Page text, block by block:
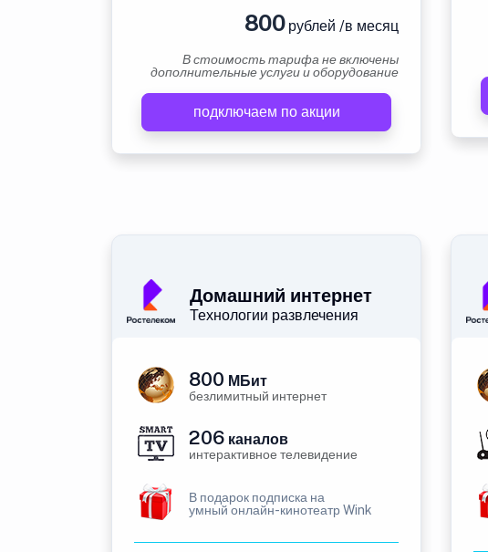
800рублей /в месяц
В стоимость тарифа не включены
дополнительные услуги и оборудование
подключаем по акции
Домашний интернет
Технологии развлечения
800 МБит
безлимитный интернет
206 каналов
интерактивное телевидение
В подарок подписка на
умный онлайн-кинотеатр Wink